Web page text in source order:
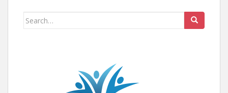
Search for: